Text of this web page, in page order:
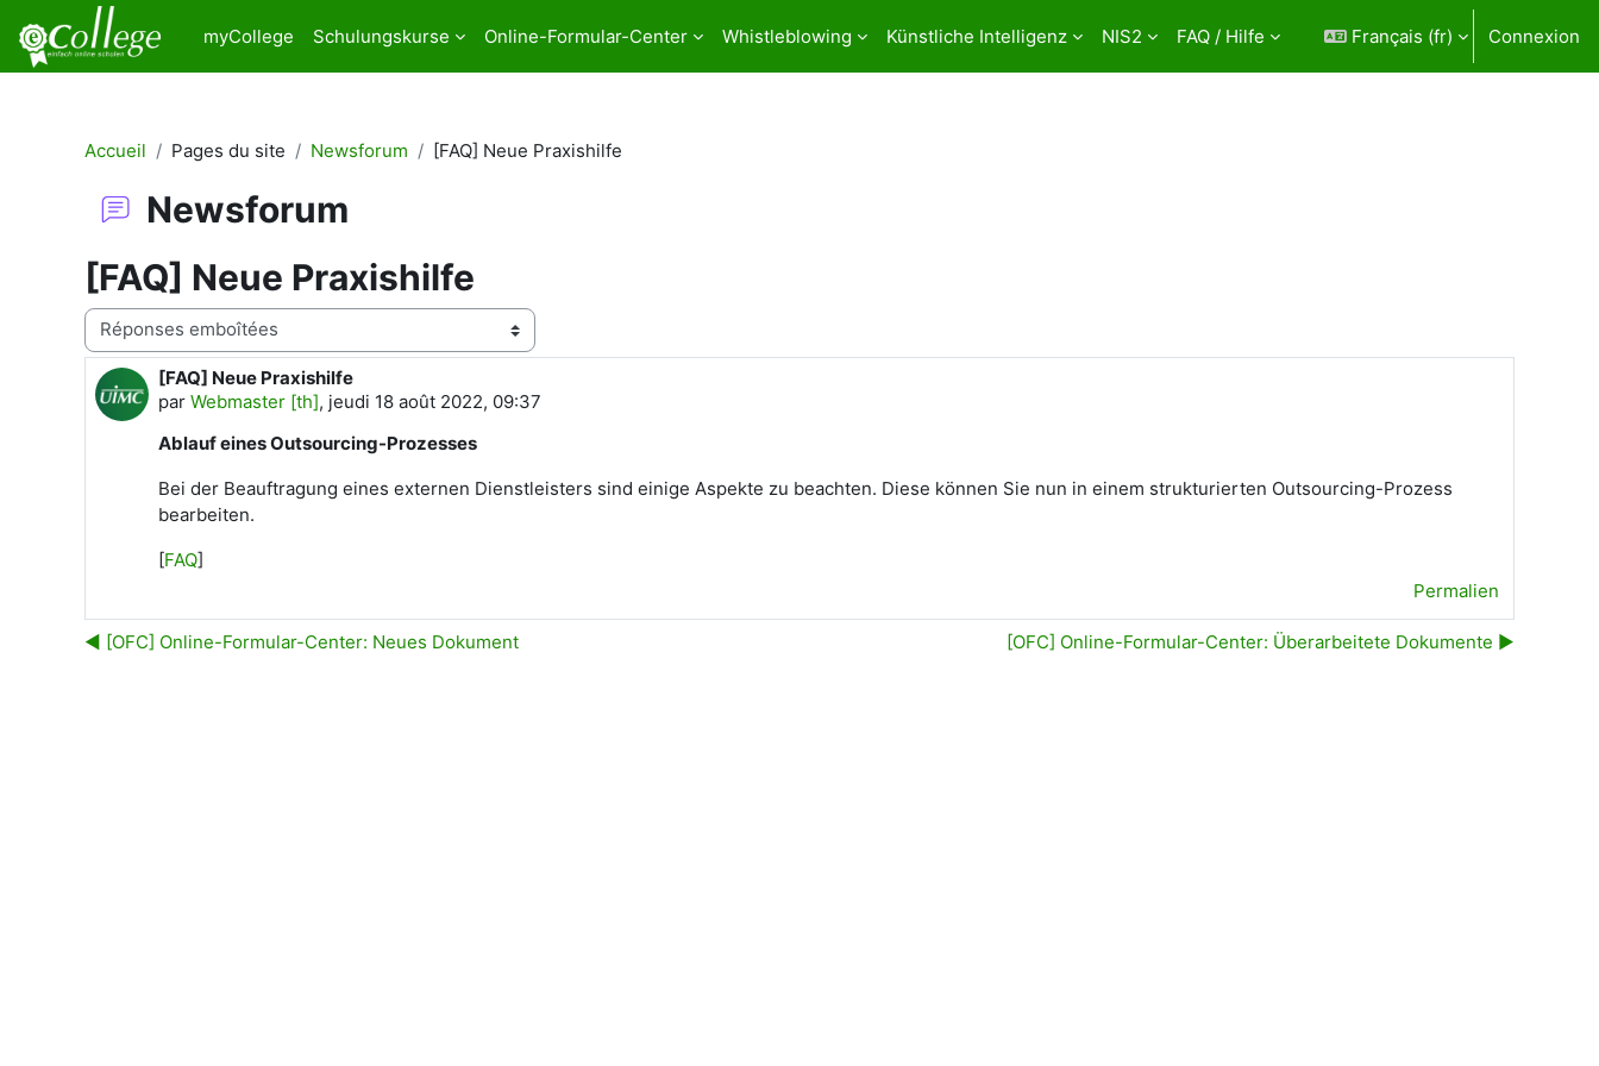
Passer au contenu principal
myCollege
Schulungskurse Online-Formular-Center Whistleblowing Künstliche Intelligenz NIS2 FAQ / Hilfe Français ‎(fr)‎ Connexion
Accueil Pages du site Newsforum [FAQ] Neue Praxishilfe
Newsforum
[FAQ] Neue Praxishilfe
Type d’affichage
[FAQ] Neue Praxishilfe
par Webmaster [th], jeudi 18 août 2022, 09:37
Nombre de réponses : 0
Ablauf eines Outsourcing-Prozesses
Bei der Beauftragung eines externen Dienstleisters sind einige Aspekte zu beachten. Diese können Sie nun in einem strukturierten Outsourcing-Prozess
bearbeiten.
[FAQ]
Permalien
◀︎ [OFC] Online-Formular-Center: Neues Dokument [OFC] Online-Formular-Center: Überarbeitete Dokumente ▶︎